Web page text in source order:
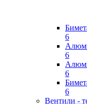
6
6
6
6
Вентили -